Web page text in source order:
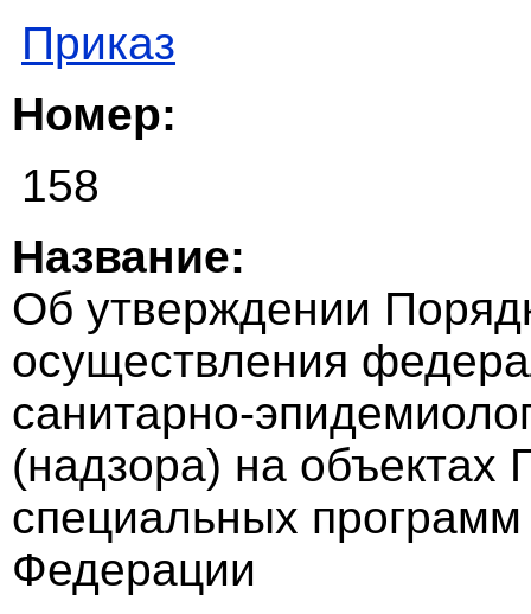
Приказ
Номер:
158
Название:
Об утверждении
осуществления
санитарно-
(надзора) на объектах
специальных
Федерации